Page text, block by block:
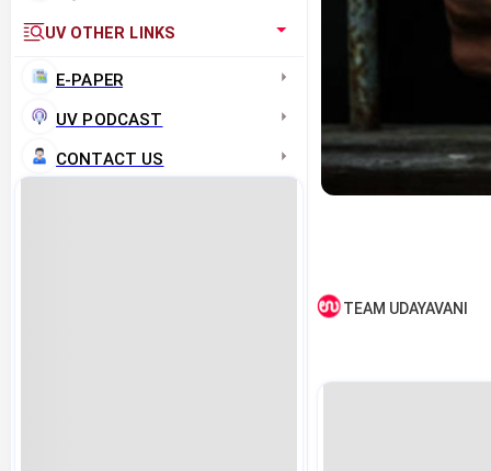
UV OTHER LINKS
E-PAPER
UV PODCAST
CONTACT US
TEAM UDAYAVANI